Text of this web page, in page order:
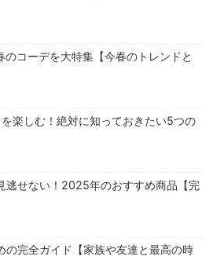
コーデを大特集【今春のトレンドと
楽しむ！絶対に知っておきたい5つの
逃せない！2025年のおすすめ商品【完
の完全ガイド【家族や友達と最高の時